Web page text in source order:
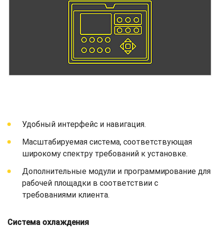
Удобный интерфейс и навигация.
Масштабируемая система, соответствующая
широкому спектру требований к установке.
Дополнительные модули и программирование для
рабочей площадки в соответствии с
требованиями клиента.
Система охлаждения